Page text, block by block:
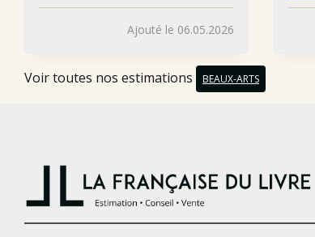
Ajouté le 06.05.2026
Voir toutes nos estimations BEAUX-ARTS